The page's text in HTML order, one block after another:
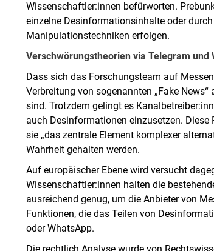
Wissenschaftler:innen befürworten.
einzelne Desinformationsinhalte oder
Manipulationstechniken erfolgen.
Verschwörungstheorien via Telegram und
Dass sich das Forschungsteam auf
Verbreitung von sogenannten „Fake
sind. Trotzdem gelingt es
auch Desinformationen einzusetzen.
sie „das zentrale Element komplexer
Wahrheit gehalten werden.
Auf europäischer Ebene wird versucht
Wissenschaftler:innen halten die
ausreichend genug, um die Anbieter von
Funktionen, die das Teilen von
oder WhatsApp.